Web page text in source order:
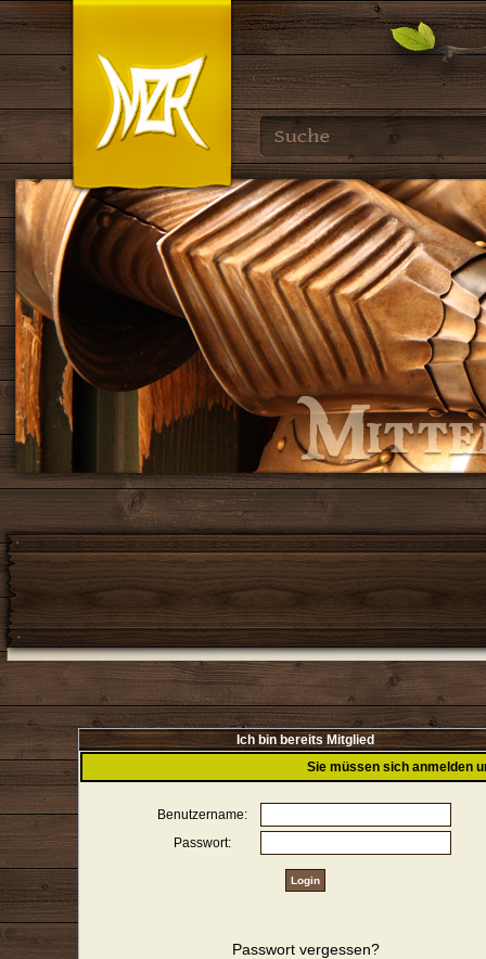
Ich bin bereits Mitglied
Sie müssen sich anmelden
Benutzername:
Passwort:
Passwort vergessen?